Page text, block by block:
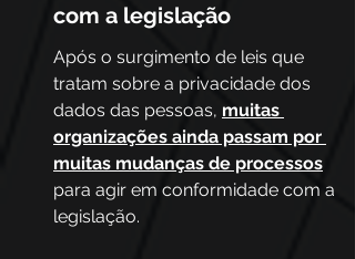
com a legislação
Após o surgimento de leis que
tratam sobre a privacidade dos
dados das pessoas, muitas
organizações ainda passam por
muitas mudanças de processos
para agir em conformidade com a
legislação.